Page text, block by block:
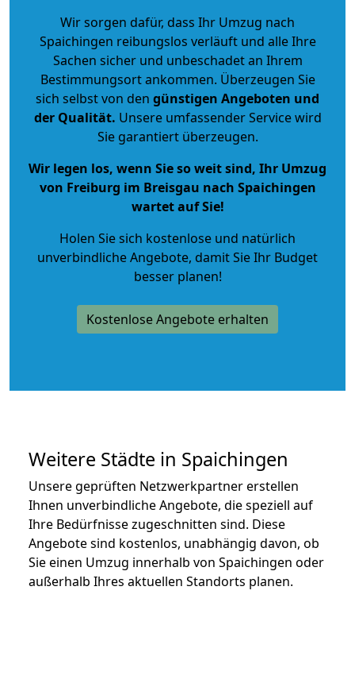
Wir sorgen dafür, dass Ihr Umzug nach
Spaichingen reibungslos verläuft und alle Ihre
Sachen sicher und unbeschadet an Ihrem
Bestimmungsort ankommen. Überzeugen Sie
sich selbst von den günstigen Angeboten und
der Qualität. Unsere umfassender Service wird
Sie garantiert überzeugen.
Wir legen los, wenn Sie so weit sind, Ihr Umzug
von Freiburg im Breisgau nach Spaichingen
wartet auf Sie!
Holen Sie sich kostenlose und natürlich
unverbindliche Angebote, damit Sie Ihr Budget
besser planen!
Kostenlose Angebote erhalten
Weitere Städte in Spaichingen
Unsere geprüften Netzwerkpartner erstellen
Ihnen unverbindliche Angebote, die speziell auf
Ihre Bedürfnisse zugeschnitten sind. Diese
Angebote sind kostenlos, unabhängig davon, ob
Sie einen Umzug innerhalb von Spaichingen oder
außerhalb Ihres aktuellen Standorts planen.